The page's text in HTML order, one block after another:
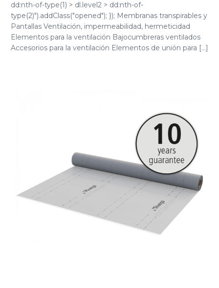
dd:nth-of-type(1) > dl.level2 > dd:nth-of-
type(2)").addClass("opened"); }); Membranas transpirables y
Pantallas Ventilación, impermeabilidad, hermeticidad
Elementos para la ventilación Bajocumbreras ventilados
Accesorios para la ventilación Elementos de unión para [...]